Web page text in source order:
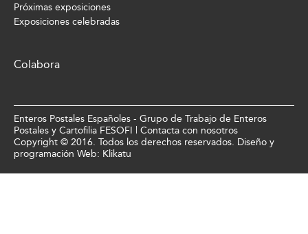
Próximas exposiciones
Exposiciones celebradas
Colabora
Enteros Postales Españoles - Grupo de Trabajo de Enteros
Postales y Cartofilia FESOFI | Contacta con nosotros
Copyright © 2016. Todos los derechos reservados. Diseño y
programación Web: Klikatu